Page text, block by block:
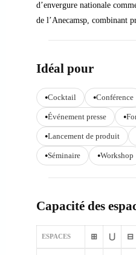
d’envergure nationale
de l’Anecamsp, combinant
Idéal pour
Cocktail Conférence
Événement presse
Lancement de produit
Séminaire Workshop
Capacité des
ESPACES ⊞ ⋃ ⊟